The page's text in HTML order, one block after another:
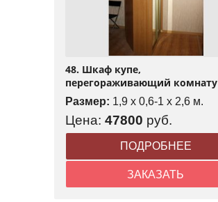
48. Шкаф купе,
перегораживающий комнату
Размер: 1,9 x 0,6-1 x 2,6 м.
Цена: 47800 руб.
ПОДРОБНЕЕ
ЗАКАЗАТЬ